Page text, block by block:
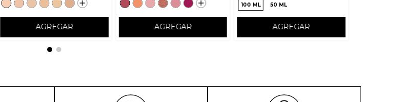
AGREGAR AGREGAR
100 ML 50 ML
AGREGAR